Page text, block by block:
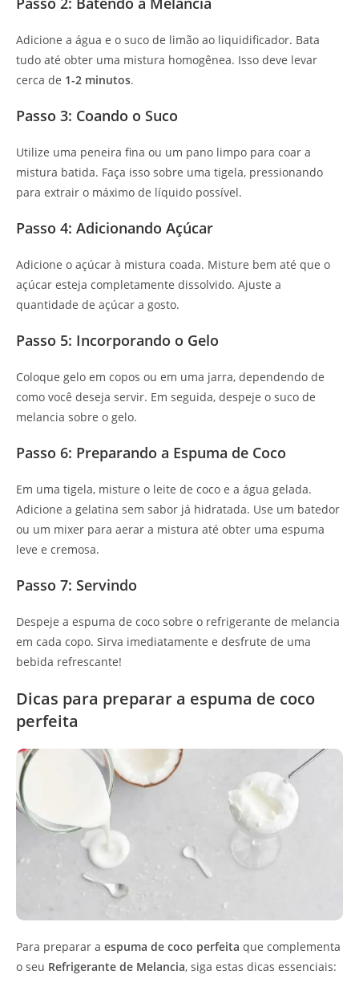
Adicione a água e o suco de limão ao liquidificador. Bata
tudo até obter uma mistura homogênea. Isso deve levar
cerca de 1-2 minutos.
Passo 3: Coando o Suco
Utilize uma peneira fina ou um pano limpo para coar a
mistura batida. Faça isso sobre uma tigela, pressionando
para extrair o máximo de líquido possível.
Passo 4: Adicionando Açúcar
Adicione o açúcar à mistura coada. Misture bem até que o
açúcar esteja completamente dissolvido. Ajuste a
quantidade de açúcar a gosto.
Passo 5: Incorporando o Gelo
Coloque gelo em copos ou em uma jarra, dependendo de
como você deseja servir. Em seguida, despeje o suco de
melancia sobre o gelo.
Passo 6: Preparando a Espuma de Coco
Em uma tigela, misture o leite de coco e a água gelada.
Adicione a gelatina sem sabor já hidratada. Use um batedor
ou um mixer para aerar a mistura até obter uma espuma
leve e cremosa.
Passo 7: Servindo
Despeje a espuma de coco sobre o refrigerante de melancia
em cada copo. Sirva imediatamente e desfrute de uma
bebida refrescante!
Dicas para preparar a espuma de coco
perfeita
Para preparar a espuma de coco perfeita que complementa
o seu Refrigerante de Melancia, siga estas dicas essenciais: